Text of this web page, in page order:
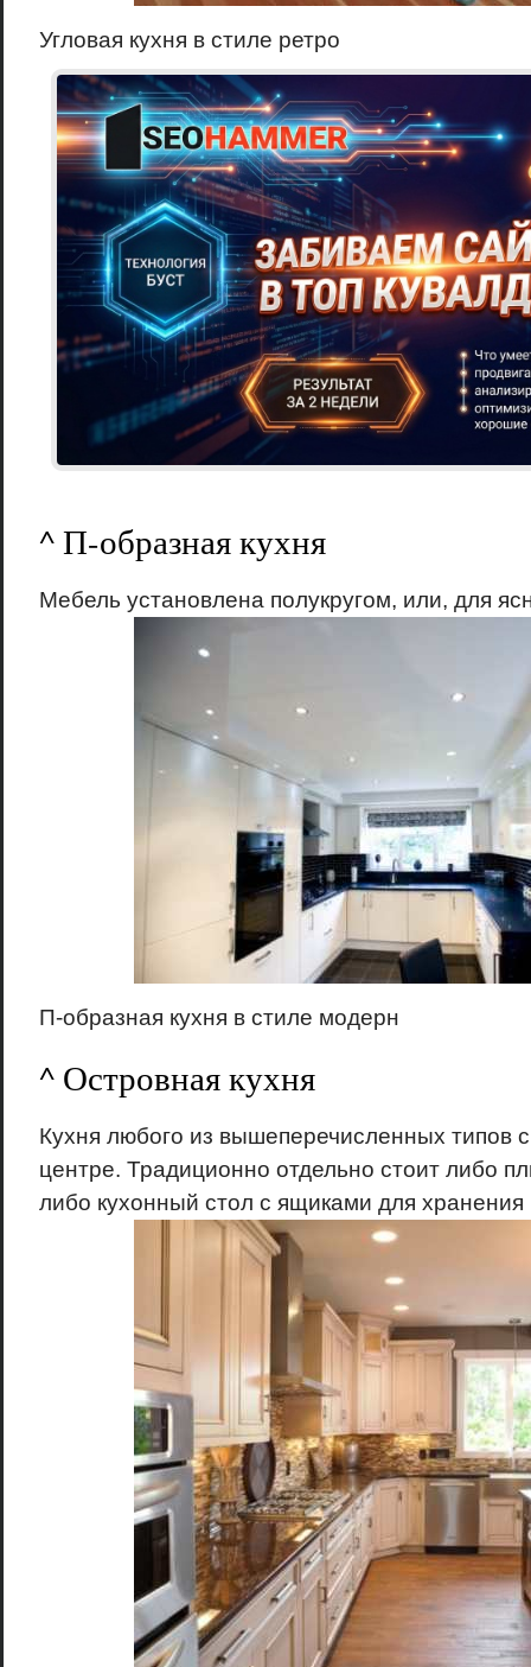
Угловая кухня в стиле ретро
^ П-образная кухня
Мебель установлена полукругом, или, для
П-образная кухня в стиле модерн
^ Островная кухня
Кухня любого из вышеперечисленных типов
центре. Традиционно отдельно стоит либо
либо кухонный стол с ящиками для хранения